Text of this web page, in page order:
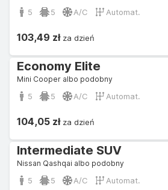
5 5 A/C Automat.
103,49 złza dzień
Economy Elite
Mini Cooper albo podobny
5 5 A/C Automat.
104,05 złza dzień
Intermediate SUV
Nissan Qashqai albo podobny
5 5 A/C Automat.